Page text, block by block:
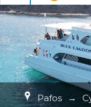
Pafos →